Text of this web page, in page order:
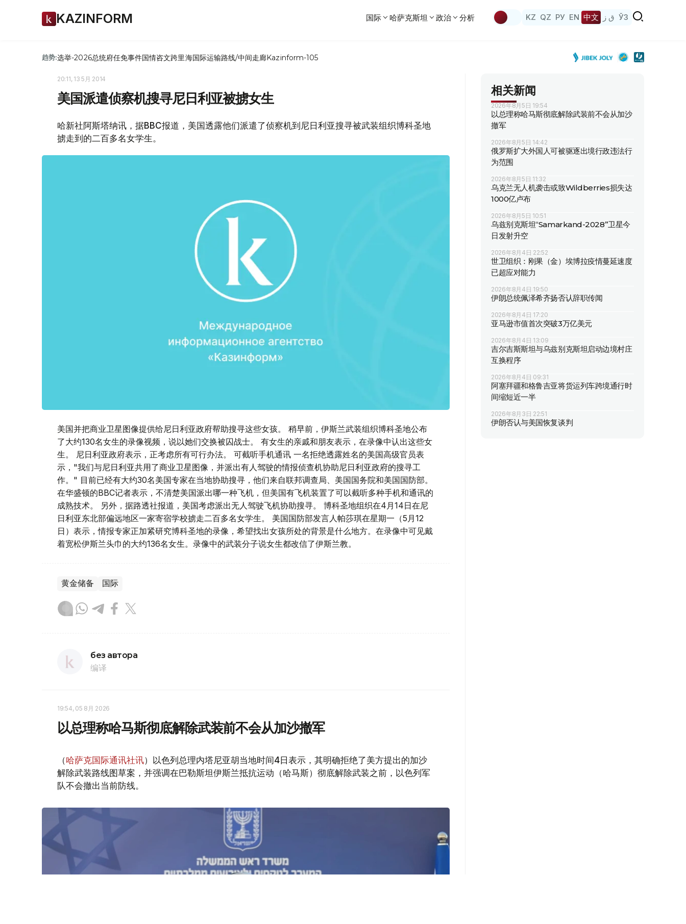
KAZINFORM 国际 哈萨克斯坦 政治 分析 KZ QZ РУ EN 中文 ق ز ЎЗ
趋势:选举-2026总统府任免事件国情咨文跨里海国际运输路线/中间走廊Kazinform-105
20:11, 13 5月 2014
美国派遣侦察机搜寻尼日利亚被掳女生
哈新社阿斯塔纳讯，据BBC报道，美国透露他们派遣了侦察机到尼日利亚搜寻被武装组织博科圣地
掳走到的二百多名女学生。
美国并把商业卫星图像提供给尼日利亚政府帮助搜寻这些女孩。 稍早前，伊斯兰武装组织博科圣地公布
了大约130名女生的录像视频，说以她们交换被囚战士。 有女生的亲戚和朋友表示，在录像中认出这些女
生。 尼日利亚政府表示，正考虑所有可行办法。 可截听手机通讯 一名拒绝透露姓名的美国高级官员表
示，"我们与尼日利亚共用了商业卫星图像，并派出有人驾驶的情报侦查机协助尼日利亚政府的搜寻工
作。" 目前已经有大约30名美国专家在当地协助搜寻，他们来自联邦调查局、美国国务院和美国国防部。
在华盛顿的BBC记者表示，不清楚美国派出哪一种飞机，但美国有飞机装置了可以截听多种手机和通讯的
成熟技术。 另外，据路透社报道，美国考虑派出无人驾驶飞机协助搜寻。 博科圣地组织在4月14日在尼
日利亚东北部偏远地区一家寄宿学校掳走二百多名女学生。 美国国防部发言人帕莎琪在星期一（5月12
日）表示，情报专家正加紧研究博科圣地的录像，希望找出女孩所处的背景是什么地方。在录像中可见戴
着宽松伊斯兰头巾的大约136名女生。录像中的武装分子说女生都改信了伊斯兰教。
黄金储备 国际
без автора
编译
19:54, 05 8月 2026
以总理称哈马斯彻底解除武装前不会从加沙撤军
（哈萨克国际通讯社讯）以色列总理内塔尼亚胡当地时间4日表示，其明确拒绝了美方提出的加沙
解除武装路线图草案，并强调在巴勒斯坦伊斯兰抵抗运动（哈马斯）彻底解除武装之前，以色列军
队不会撤出当前防线。
相关新闻
2026年8月5日 19:54
以总理称哈马斯彻底解除武装前不会从加沙
撤军
2026年8月5日 14:42
俄罗斯扩大外国人可被驱逐出境行政违法行
为范围
2026年8月5日 11:32
乌克兰无人机袭击或致Wildberries损失达
1000亿卢布
2026年8月5日 10:51
乌兹别克斯坦“Samarkand-2028”卫星今
日发射升空
2026年8月4日 22:52
世卫组织：刚果（金）埃博拉疫情蔓延速度
已超应对能力
2026年8月4日 19:50
伊朗总统佩泽希齐扬否认辞职传闻
2026年8月4日 17:20
亚马逊市值首次突破3万亿美元
2026年8月4日 13:09
吉尔吉斯斯坦与乌兹别克斯坦启动边境村庄
互换程序
2026年8月4日 09:31
阿塞拜疆和格鲁吉亚将货运列车跨境通行时
间缩短近一半
2026年8月3日 22:51
伊朗否认与美国恢复谈判